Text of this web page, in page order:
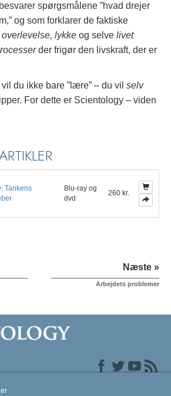
spørgsmålene ”hvad drejer
og som forklarer de faktiske
overlevelse, lykke og selve livet
der frigør den livskraft, der er
du ikke bare ”lære” – du vil selv
For dette er Scientology – viden
Tankens
Blu-ray og
dvd
260 kr.
Næste »
Arbejdets problemer